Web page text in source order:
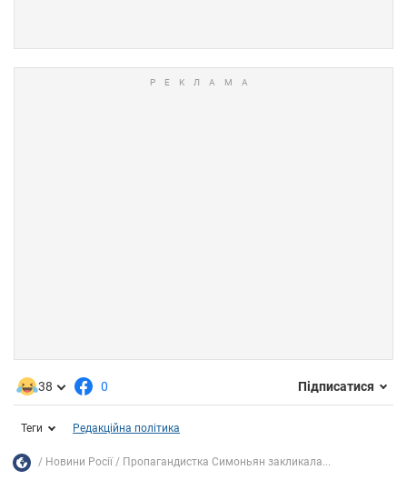
38 0 Підписатися
Теги Редакційна політика
Новини Росії Пропагандистка Симоньян закликала...